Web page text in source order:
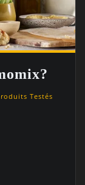
Testés